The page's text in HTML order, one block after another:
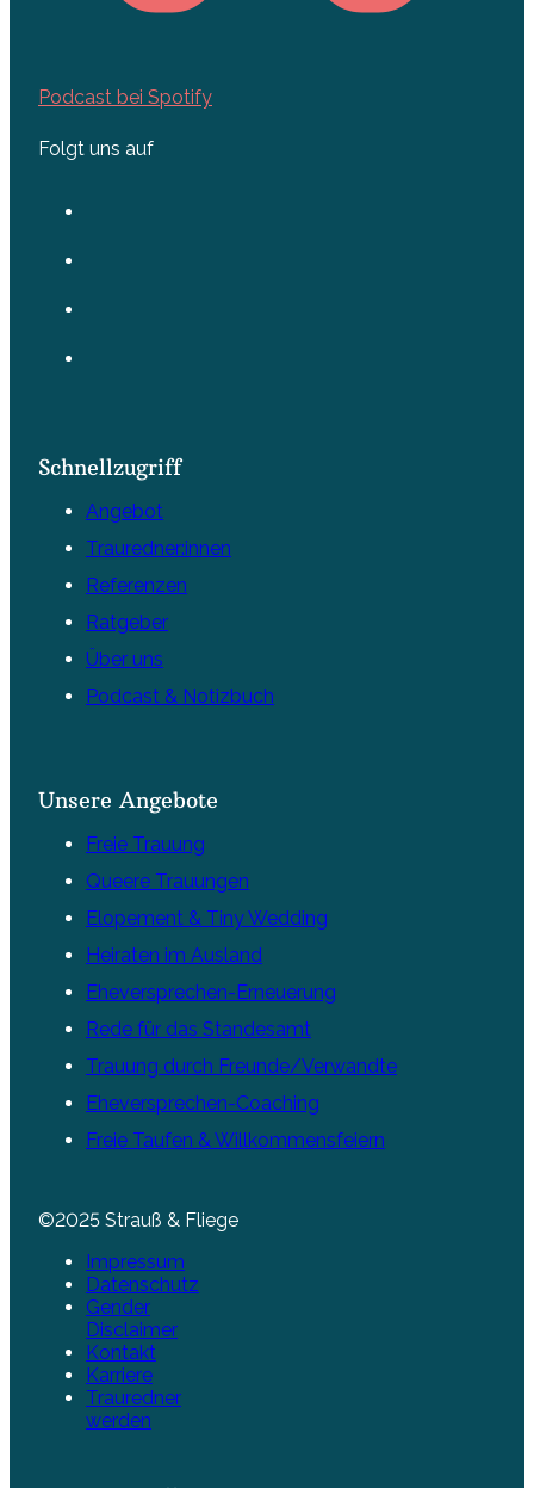
Podcast bei Spotify
Folgt uns auf
Schnellzugriff
Angebot
Trauredner:innen
Referenzen
Ratgeber
Über uns
Podcast & Notizbuch
Unsere Angebote
Freie Trauung
Queere Trauungen
Elopement & Tiny Wedding
Heiraten im Ausland
Eheversprechen-Erneuerung
Rede für das Standesamt
Trauung durch Freunde/Verwandte
Eheversprechen-Coaching
Freie Taufen & Willkommensfeiern
©2025 Strauß & Fliege
Impressum
Datenschutz
Gender
Disclaimer
Kontakt
Karriere
Trauredner
werden